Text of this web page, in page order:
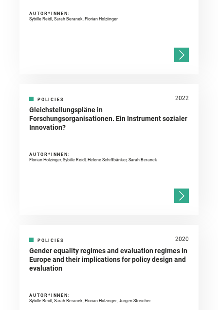
AUTOR*INNEN:
Sybille Reidl, Sarah Beranek, Florian Holziinger
POLICIES 2022
Gleichstellungspläne in
Forschungsorganisationen. Ein Instrument sozialer
Innovation?
AUTOR*INNEN:
Florian Holzinger, Sybille Reidl, Helene Schiffbänker, Sarah Beranek
POLICIES 2020
Gender equality regimes and evaluation regimes in
Europe and their implications for policy design and
evaluation
AUTOR*INNEN:
Sybille Reidl; Sarah Beranek; Florian Holzinger; Jürgen Streicher